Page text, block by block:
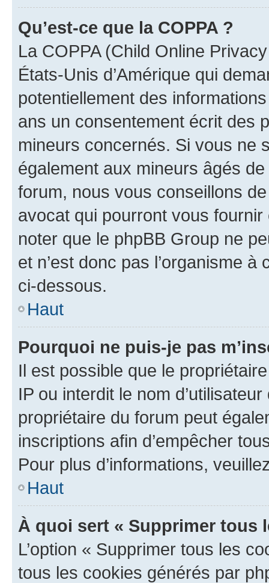
Qu’est-ce que la COPPA ?
La COPPA (Child Online
États-Unis d’Amérique qui
potentiellement des
ans un consentement écrit des
mineurs concernés. Si vous ne
également aux mineurs âgés
forum, nous vous conseillons
avocat qui pourront vous
noter que le phpBB Group ne
et n’est donc pas l’organisme
ci-dessous.
Haut
Pourquoi ne puis-je pas
Il est possible que le
IP ou interdit le nom
propriétaire du forum peut
inscriptions afin d’empêcher
Pour plus d’informations,
Haut
À quoi sert « Supprimer tous
L’option « Supprimer tous les
tous les cookies générés par